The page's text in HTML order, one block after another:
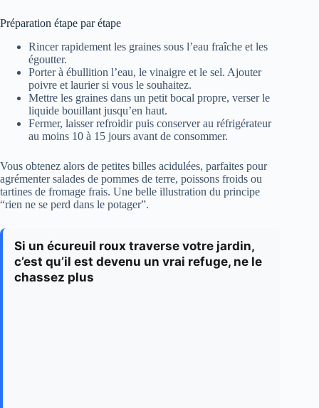
Préparation étape par étape
Rincer rapidement les graines sous l’eau fraîche et les
égoutter.
Porter à ébullition l’eau, le vinaigre et le sel. Ajouter
poivre et laurier si vous le souhaitez.
Mettre les graines dans un petit bocal propre, verser le
liquide bouillant jusqu’en haut.
Fermer, laisser refroidir puis conserver au réfrigérateur
au moins 10 à 15 jours avant de consommer.
Vous obtenez alors de petites billes acidulées, parfaites pour
agrémenter salades de pommes de terre, poissons froids ou
tartines de fromage frais. Une belle illustration du principe
“rien ne se perd dans le potager”.
Si un écureuil roux traverse votre jardin,
c’est qu’il est devenu un vrai refuge, ne le
chassez plus